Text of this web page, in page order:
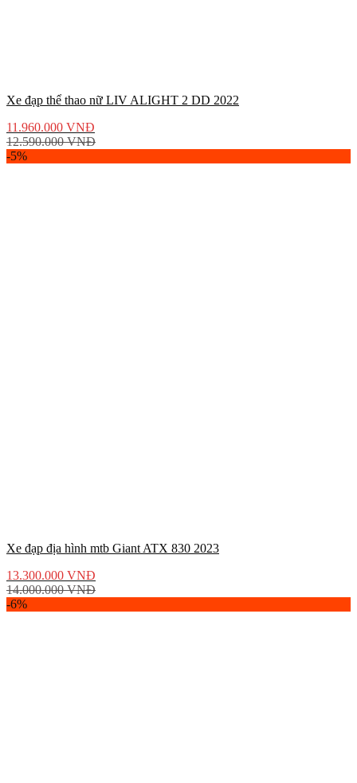
Xe đạp thể thao nữ LIV ALIGHT 2 DD 2022
11.960.000 VNĐ
12.590.000VNĐ
-5%
Xe đạp địa hình mtb Giant ATX 830 2023
13.300.000 VNĐ
14.000.000VNĐ
-6%